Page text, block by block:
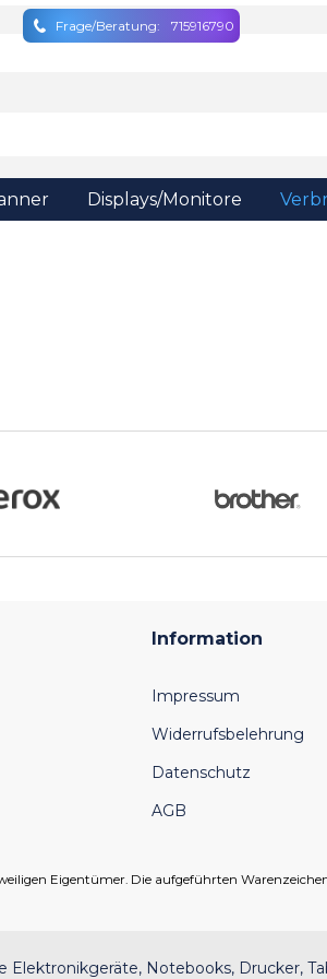
Frage/Beratung: 715916790
Displays/Monitore
Information
Impressum
Widerrufsbelehrung
Datenschutz
AGB
Eigentümer. Die aufgeführten
Elektronikgeräte, Notebooks, Drucker,